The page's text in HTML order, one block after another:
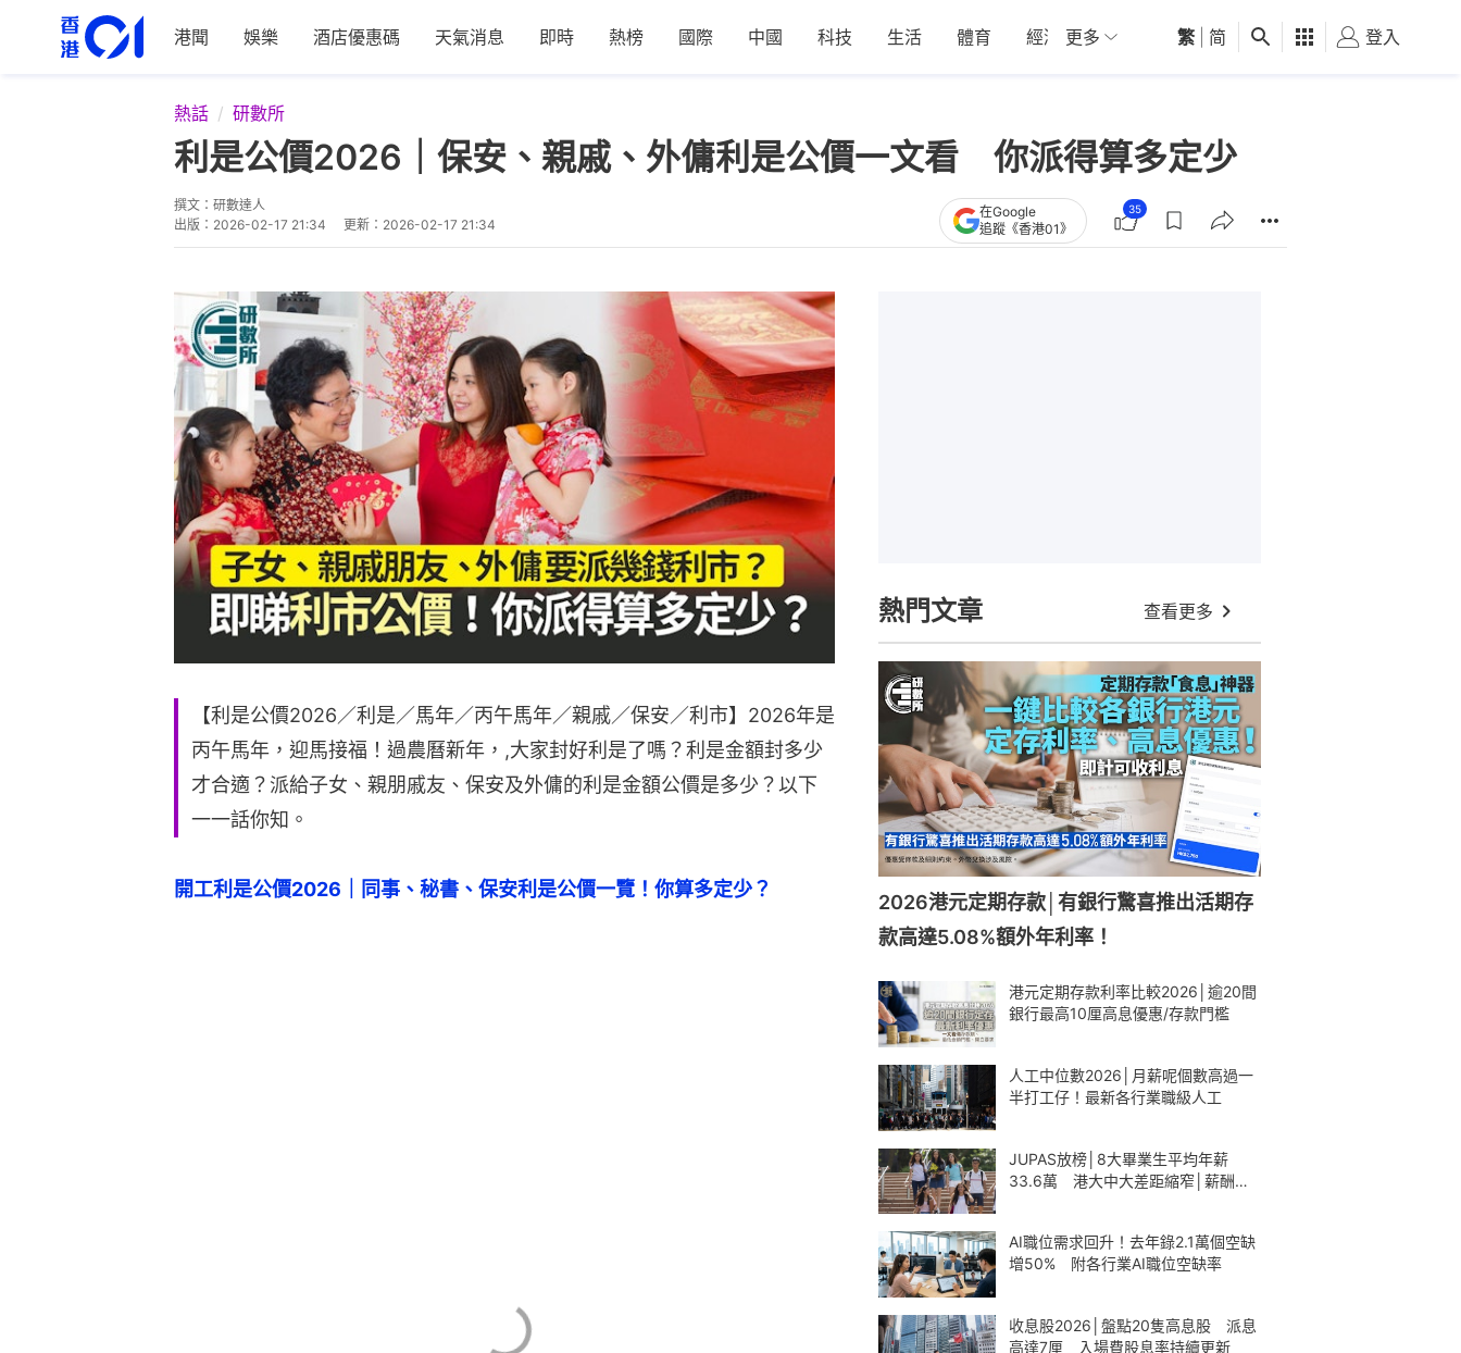
港聞 娛樂 酒店優惠碼 天氣消息 即時 熱榜 國際 中國 科技 生活 體育 經濟 01深圳 觀點 健康 好食玩飛
更多 繁 简 登入
熱話 研數所
利是公價2026｜保安、親戚、外傭利是公價一文看 你派得算多定少
撰文： 研數達人
出版： 2026-02-17 21:34 更新： 2026-02-17 21:34
在Google
追蹤《香港01》
35
【利是公價2026／利是／馬年／丙午馬年／親戚／保安／利市】2026年是
丙午馬年，迎馬接福！過農曆新年，,大家封好利是了嗎？利是金額封多少
才合適？派給子女、親朋戚友、保安及外傭的利是金額公價是多少？以下
一一話你知。
開工利是公價2026｜同事、秘書、保安利是公價一覽！你算多定少？
熱門文章 查看更多
2026港元定期存款│有銀行驚喜推出活期存
款高達5.08%額外年利率！
港元定期存款利率比較2026│逾20間
銀行最高10厘高息優惠/存款門檻
人工中位數2026│月薪呢個數高過一
半打工仔！最新各行業職級人工
JUPAS放榜│8大畢業生平均年薪
33.6萬 港大中大差距縮窄│薪酬一
AI職位需求回升！去年錄2.1萬個空缺
增50% 附各行業AI職位空缺率
收息股2026│盤點20隻高息股 派息
高達7厘 入場費股息率持續更新